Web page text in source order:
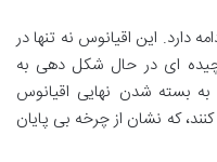
این اقیانوس نه تنها در
ای در حال شکل دهی به
بسته شدن نهایی اقیانوس
که نشان از چرخه بی پایان